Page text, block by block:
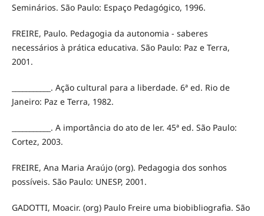
Seminários. São Paulo: Espaço Pedagógico, 1996.
FREIRE, Paulo. Pedagogia da autonomia - saberes
necessários à prática educativa. São Paulo: Paz e Terra,
2001.
___________. Ação cultural para a liberdade. 6ª ed. Rio de
Janeiro: Paz e Terra, 1982.
___________. A importância do ato de ler. 45ª ed. São Paulo:
Cortez, 2003.
FREIRE, Ana Maria Araújo (org). Pedagogia dos sonhos
possíveis. São Paulo: UNESP, 2001.
GADOTTI, Moacir. (org) Paulo Freire uma biobibliografia. São